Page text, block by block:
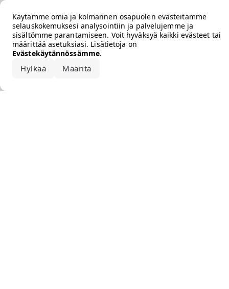
Käytämme omia ja kolmannen osapuolen evästeitämme
selauskokemuksesi analysointiin ja palvelujemme ja
sisältömme parantamiseen. Voit hyväksyä kaikki evästeet tai
määrittää asetuksiasi. Lisätietoja on
Evästekäytännössämme.
Hylkää Määritä
Error loading the brand